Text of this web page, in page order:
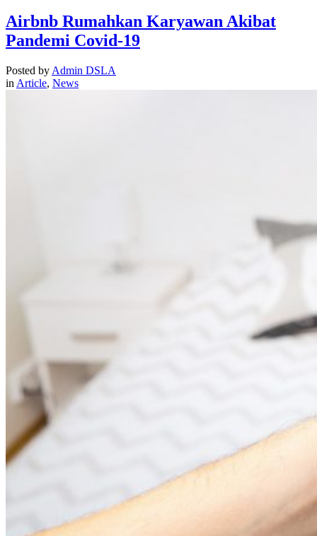
Airbnb Rumahkan Karyawan Akibat
Pandemi Covid-19
Posted by Admin DSLA
in Article, News